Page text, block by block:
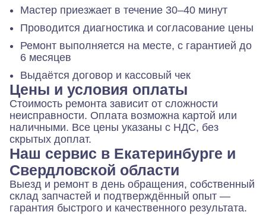
Мастер приезжает в течение 30–40 минут
Проводится диагностика и согласование цены
Ремонт выполняется на месте, с гарантией до
6 месяцев
Выдаётся договор и кассовый чек
Цены и условия оплаты
Стоимость ремонта зависит от сложности
неисправности. Оплата возможна картой или
наличными. Все цены указаны с НДС, без
скрытых доплат.
Наш сервис в Екатеринбурге и
Свердловской области
Выезд и ремонт в день обращения, собственный
склад запчастей и подтверждённый опыт —
гарантия быстрого и качественного результата.